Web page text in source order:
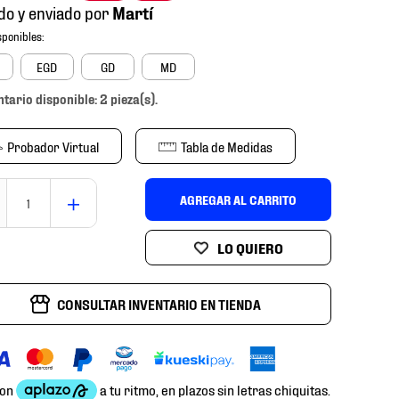
y enviado por
EGD GD MD
disponible: 2 pieza(s).
Probador Virtual Tabla de Medidas
＋ AGREGAR AL CARRITO
CONSULTAR INVENTARIO EN TIENDA